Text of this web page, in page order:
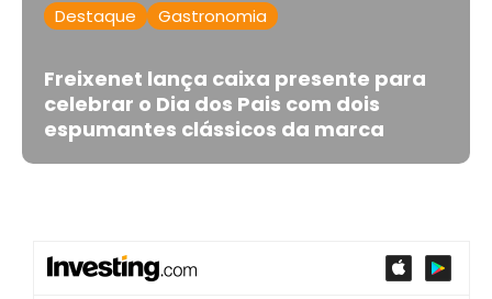
Destaque Gastronomia
Freixenet lança caixa presente para
celebrar o Dia dos Pais com dois
espumantes clássicos da marca